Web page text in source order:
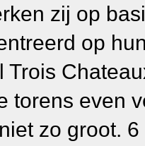
zij op
op
Trois
torens even
zo groot.